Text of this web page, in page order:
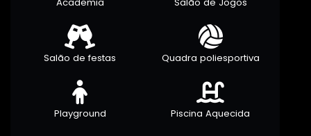
Academia Salão de Jogos
Salão de festas Quadra poliesportiva
Playground Piscina Aquecida